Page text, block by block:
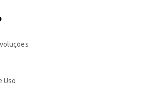
Sua qualidade e volume garantem um
Uso